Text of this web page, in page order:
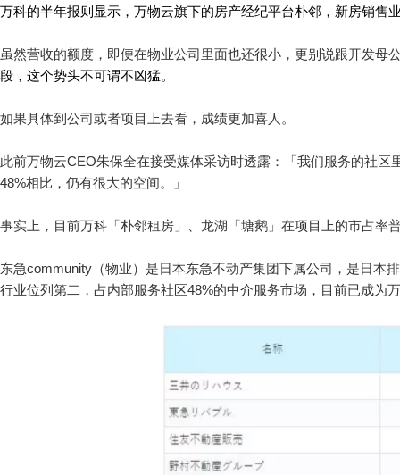
万科的半年报则显示，万物云旗下的房产经纪平台朴邻，新房销售
虽然营收的额度，即便在物业公司里面也还很小，更别说跟开发母
段，这个势头不可谓不凶猛。
如果具体到公司或者项目上去看，成绩更加喜人。
此前万物云CEO朱保全在接受媒体采访时透露：「我们服务的社
48%相比，仍有很大的空间。」
事实上，目前万科 「朴邻租房 」 、龙湖 「塘鹅 」 在项目上的市占率
东急community（物业）是日本东急不动产集团下属公司，是日本
行业位列第二，占内部服务社区48%的中介服务市场，目前已成为